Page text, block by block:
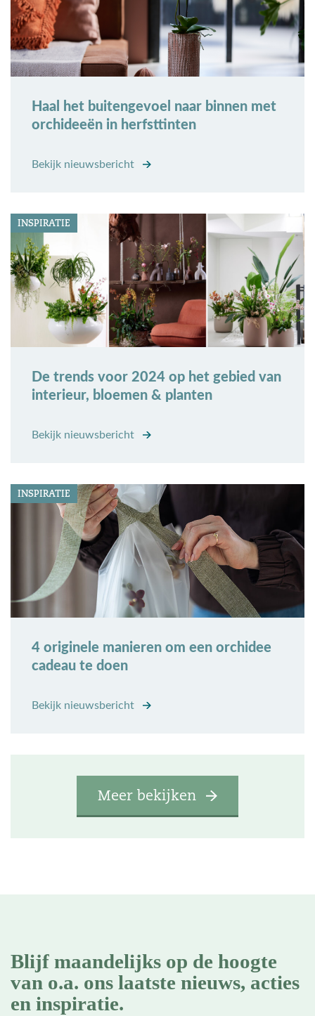
Haal het buitengevoel naar binnen met
orchideeën in herfsttinten
Bekijk nieuwsbericht
INSPIRATIE
De trends voor 2024 op het gebied van
interieur, bloemen & planten
Bekijk nieuwsbericht
INSPIRATIE
4 originele manieren om een orchidee
cadeau te doen
Bekijk nieuwsbericht
Meer bekijken
Blijf maandelijks op de hoogte
van o.a. ons laatste nieuws, acties
en inspiratie.